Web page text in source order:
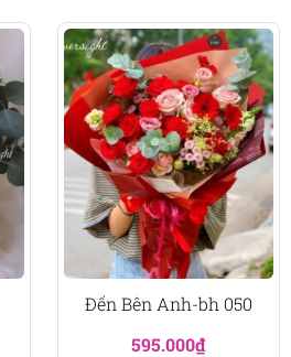
Đến Bên Anh-bh 050
595.000₫